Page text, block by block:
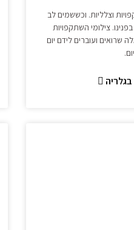
וצלליות. וכששמים לב
צילומי השתקפויות
שרואים ועוברים לידם יום
יום.